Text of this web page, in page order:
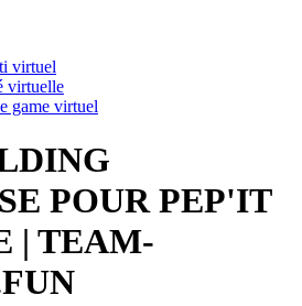
virtuel
virtuelle
game virtuel
POUR PEP'IT
| TEAM-